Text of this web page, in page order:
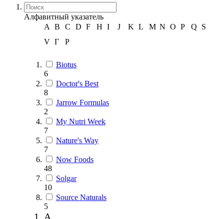
Алфавитный указатель
A
B C D F H I J K L M N O P Q
S
V Г Р
Biotus
6
Doctor's Best
8
Jarrow Formulas
2
My Nutri Week
7
Nature's Way
7
Now Foods
48
Solgar
10
Source Naturals
5
A